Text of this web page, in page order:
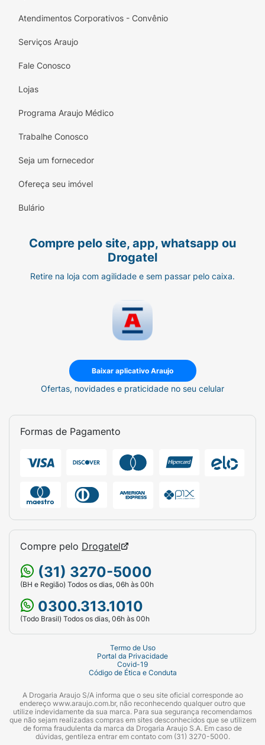
Atendimentos Corporativos - Convênio
Serviços Araujo
Fale Conosco
Lojas
Programa Araujo Médico
Trabalhe Conosco
Seja um fornecedor
Ofereça seu imóvel
Bulário
Compre pelo site, app, whatsapp ou
Drogatel
Retire na loja com agilidade e sem passar pelo caixa.
Baixar aplicativo Araujo
Ofertas, novidades e praticidade no seu celular
Formas de Pagamento
Compre pelo Drogatel
(31) 3270-5000
(BH e Região) Todos os dias, 06h às 00h
0300.313.1010
(Todo Brasil) Todos os dias, 06h às 00h
Termo de Uso
Portal da Privacidade
Covid-19
Código de Ética e Conduta
A Drogaria Araujo S/A informa que o seu site oficial corresponde ao
endereço www.araujo.com.br, não reconhecendo qualquer outro que
utilize indevidamente da sua marca. Para sua segurança recomendamos
que não sejam realizadas compras em sites desconhecidos que se utilizem
de forma fraudulenta da marca da Drogaria Araujo S.A. Em caso de
dúvidas, gentileza entrar em contato com (31) 3270-5000.